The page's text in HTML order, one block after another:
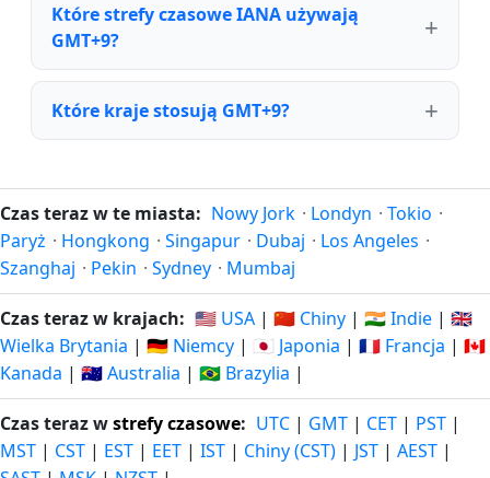
Które strefy czasowe IANA używają
GMT+9?
Które kraje stosują GMT+9?
Czas teraz w te miasta: Nowy Jork · Londyn · Tokio ·
Paryż · Hongkong · Singapur · Dubaj · Los Angeles ·
Szanghaj · Pekin · Sydney · Mumbaj
Czas teraz w krajach: 🇺🇸 USA | 🇨🇳 Chiny | 🇮🇳 Indie | 🇬🇧
Wielka Brytania | 🇩🇪 Niemcy | 🇯🇵 Japonia | 🇫🇷 Francja | 🇨🇦
Kanada | 🇦🇺 Australia | 🇧🇷 Brazylia |
Czas teraz wstrefy czasowe: UTC | GMT | CET | PST |
MST | CST | EST | EET | IST | Chiny (CST) | JST | AEST |